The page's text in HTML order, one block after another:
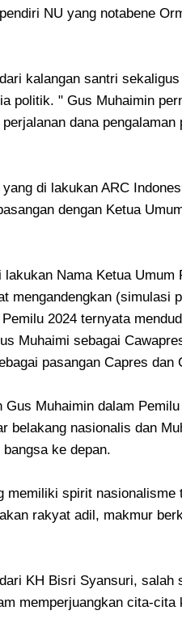
NU yang notabene
kalangan santri
politik. " Gus Muhaimin
dana
di lakukan ARC
dengan Ketua
Nama Ketua Umum
mengandengkan (simulasi
2024 ternyata
Muhaimi sebagai
pasangan Capres dan
Muhaimin dalam
belakang nasionalis dan
ke depan.
memiliki spirit nasionalisme
rakyat adil, makmur
KH Bisri Syansuri, salah
memperjuangkan cita-cita